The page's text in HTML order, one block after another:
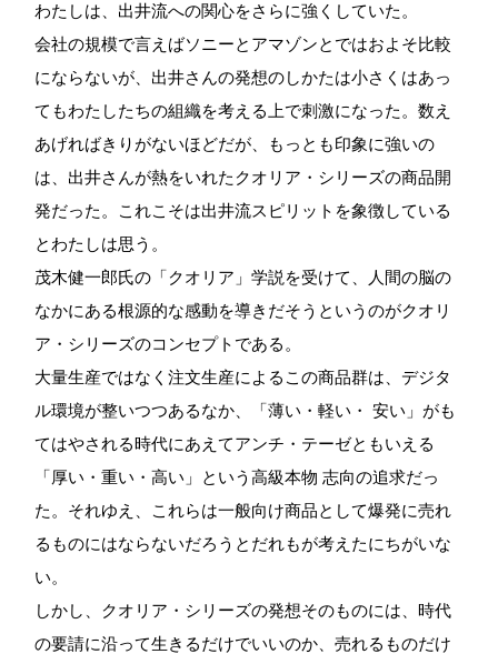
わたしは、出井流への関心をさらに強くしていた。
会社の規模で言えばソニーとアマゾンとではおよそ比較
にならないが、出井さんの発想のしかたは小さくはあっ
てもわたしたちの組織を考える上で刺激になった。数え
あげればきりがないほどだが、もっとも印象に強いの
は、出井さんが熱をいれたクオリア・シリーズの商品開
発だった。これこそは出井流スピリットを象徴している
とわたしは思う。
茂木健一郎氏の「クオリア」学説を受けて、人間の脳の
なかにある根源的な感動を導きだそうというのがクオリ
ア・シリーズのコンセプトである。
大量生産ではなく注文生産によるこの商品群は、デジタ
ル環境が整いつつあるなか、「薄い・軽い・ 安い」がも
てはやされる時代にあえてアンチ・テーゼともいえる
「厚い・重い・高い」という高級本物 志向の追求だっ
た。それゆえ、これらは一般向け商品として爆発に売れ
るものにはならないだろうとだれもが考えたにちがいな
い。
しかし、クオリア・シリーズの発想そのものには、時代
の要請に沿って生きるだけでいいのか、売れるものだけ